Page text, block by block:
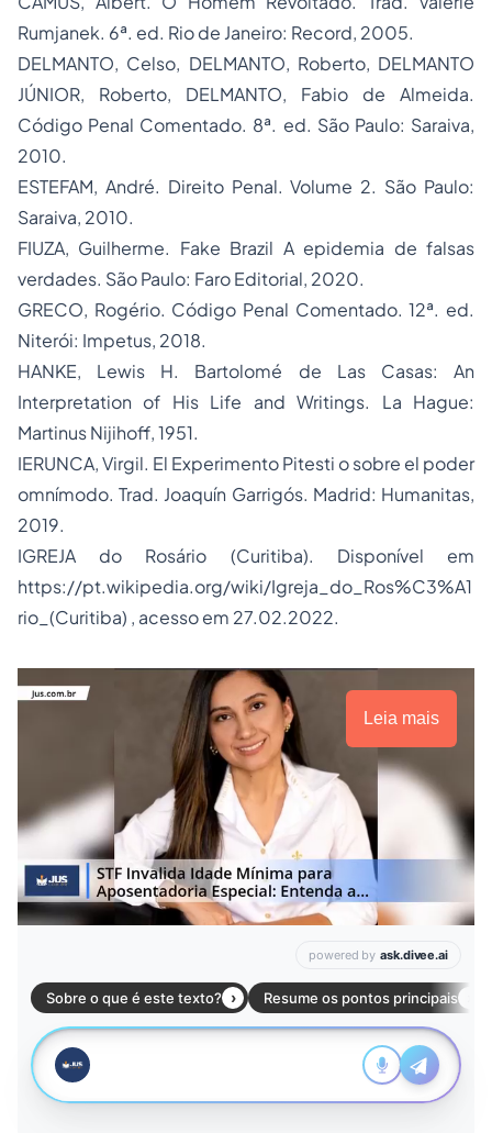
Rumjanek. 6ª. ed. Rio de Janeiro: Record, 2005.
DELMANTO, Celso, DELMANTO, Roberto, DELMANTO
JÚNIOR, Roberto, DELMANTO, Fabio de Almeida.
Código Penal Comentado. 8ª. ed. São Paulo: Saraiva,
2010.
ESTEFAM, André. Direito Penal. Volume 2. São Paulo:
Saraiva, 2010.
FIUZA, Guilherme. Fake Brazil A epidemia de falsas
verdades. São Paulo: Faro Editorial, 2020.
GRECO, Rogério. Código Penal Comentado. 12ª. ed.
Niterói: Impetus, 2018.
HANKE, Lewis H. Bartolomé de Las Casas: An
Interpretation of His Life and Writings. La Hague:
Martinus Nijihoff, 1951.
IERUNCA, Virgil. El Experimento Pitesti o sobre el poder
omnímodo. Trad. Joaquín Garrigós. Madrid: Humanitas,
2019.
IGREJA do Rosário (Curitiba). Disponível em
https://pt.wikipedia.org/wiki/Igreja_do_Ros%C3%A1
rio_(Curitiba) , acesso em 27.02.2022.
Leia mais